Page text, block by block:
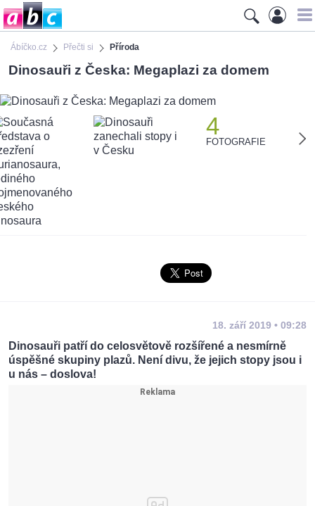
Ábíčko.cz Přečti si Příroda
Dinosauři z Česka: Megaplazi za domem
4
FOTOGRAFIE
18. září 2019 • 09:28
Dinosauři patří do celosvětově rozšířené a nesmírně
úspěšné skupiny plazů. Není divu, že jejich stopy jsou i
u nás – doslova!